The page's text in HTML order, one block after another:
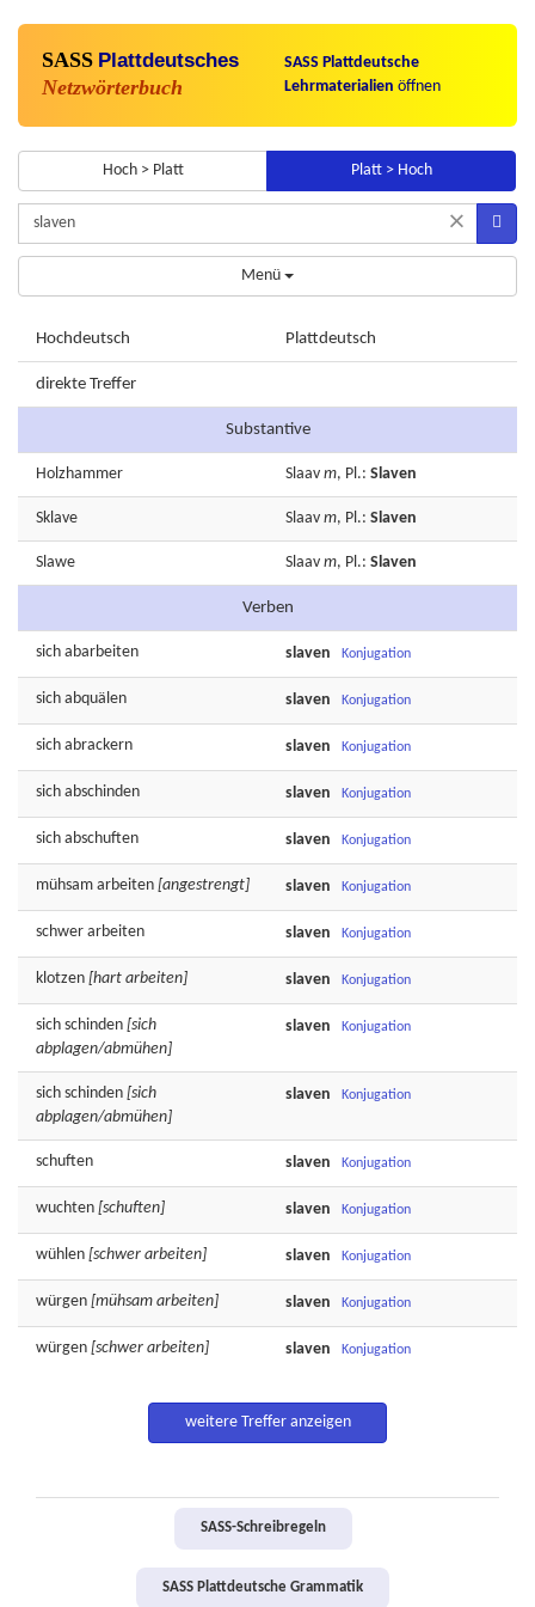
SASS Plattdeutsches
Netzwörterbuch
SASS Plattdeutsche
Lehrmaterialien öffnen
Hoch > Platt Platt > Hoch
×
Menü
Hochdeutsch Plattdeutsch
direkte Treffer
Substantive
Holzhammer Slaav m, Pl.: Slaven
Sklave Slaav m, Pl.: Slaven
Slawe Slaav m, Pl.: Slaven
Verben
sich abarbeiten slaven Konjugation
sich abquälen slaven Konjugation
sich abrackern slaven Konjugation
sich abschinden slaven Konjugation
sich abschuften slaven Konjugation
mühsam arbeiten [angestrengt] slaven Konjugation
schwer arbeiten slaven Konjugation
klotzen [hart arbeiten] slaven Konjugation
sich schinden [sich
abplagen/abmühen]
slaven Konjugation
sich schinden [sich
abplagen/abmühen]
slaven Konjugation
schuften slaven Konjugation
wuchten [schuften] slaven Konjugation
wühlen [schwer arbeiten] slaven Konjugation
würgen [mühsam arbeiten] slaven Konjugation
würgen [schwer arbeiten] slaven Konjugation
weitere Treffer anzeigen
SASS-Schreibregeln
SASS Plattdeutsche Grammatik